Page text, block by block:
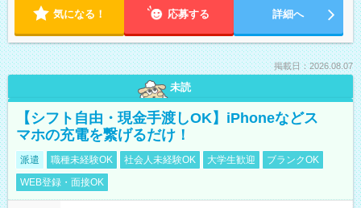
気になる！ 応募する 詳細へ
掲載日：2026.08.07
未読
【シフト自由・現金手渡しOK】iPhoneなどス
マホの充電を繋げるだけ！
派遣 職種未経験OK 社会人未経験OK 大学生歓迎
ブランクOK
WEB登録・面接OK